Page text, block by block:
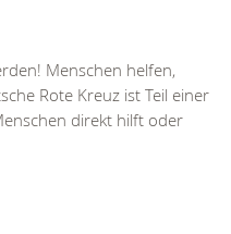
Menschen helfen,
Rote Kreuz ist Teil einer
direkt hilft oder